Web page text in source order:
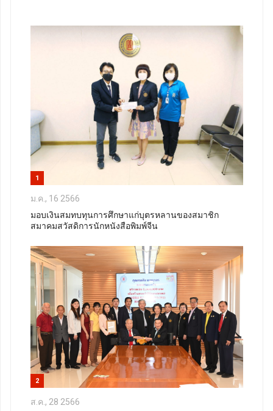
1
ม.ค., 16 2566
มอบเงินสมทบทุนการศึกษาแก่บุตรหลานของสมาชิก
สมาคมสวัสดิการนักหนังสือพิมพ์จีน
2
ส.ค., 28 2566